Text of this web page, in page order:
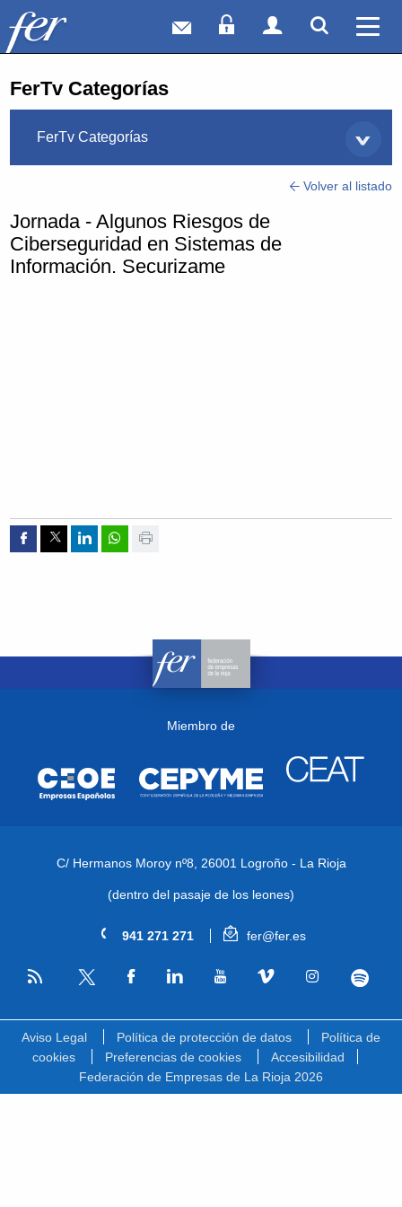
Correo webAcceso Socios
Acceso
FerTv Categorías
FerTv Categorías
Volver al listado
Jornada - Algunos Riesgos de
Ciberseguridad en Sistemas de
Información. Securizame
Compartir por Facebook
Compartir por Twitter
Compartir por Linkedin
Compartir por whatsapp
Imprimir
Miembro de
C/ Hermanos Moroy nº8, 26001 Logroño - La Rioja
(dentro del pasaje de los leones)
941 271 271 fer@fer.es
RSS
Aviso Legal Política de protección de datos
Política de
cookies
Preferencias de cookies
Accesibilidad
Federación de Empresas de La Rioja 2026